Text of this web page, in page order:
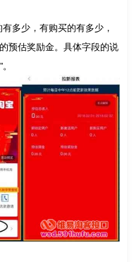
多少，有购买的有多少，
预估奖励金。具体字段的说